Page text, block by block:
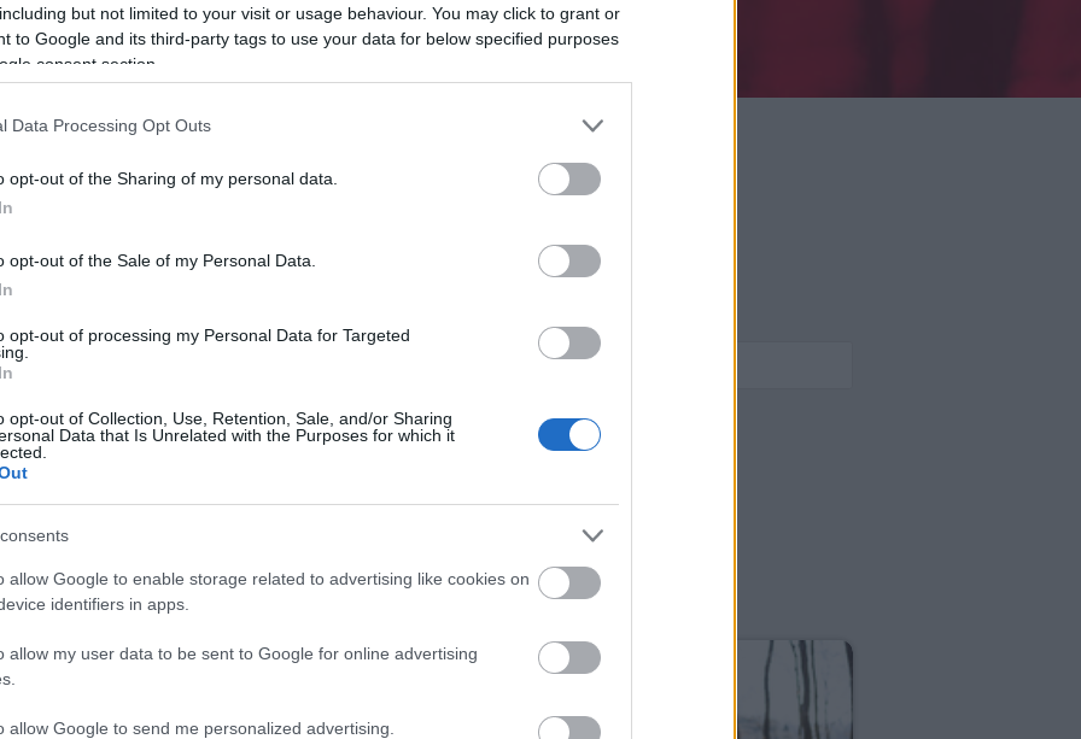
but not limited to your visit or usage behaviour. You may click to grant or
to Google and its third-party tags to use your data for below specified purposes
consent section.
Data Processing Opt Outs
opt-out of the Sharing of my personal data.
opt-out of the Sale of my Personal Data.
opt-out of processing my Personal Data for Targeted
opt-out of Collection, Use, Retention, Sale, and/or Sharing
Data that Is Unrelated with the Purposes for which it
allow Google to enable storage related to advertising like cookies on
identifiers in apps.
allow my user data to be sent to Google for online advertising
allow Google to send me personalized advertising.
LÁTSZIK
egy hete készítettem ezt az
legközelebb összepakolok előtte. :D)
ezt egyre többen látják is és szóvá is teszik.
oldali és a jobb oldali kép között nagyjából
egyre kisebb a hasam, a lábaim is
a felesleg elbontása. Megtanultam értékelni
feszegetem a határaimat. Jobb
magamnál.
HIRDETÉS
AJÁNLOTT
BEJEGYZÉSEK: